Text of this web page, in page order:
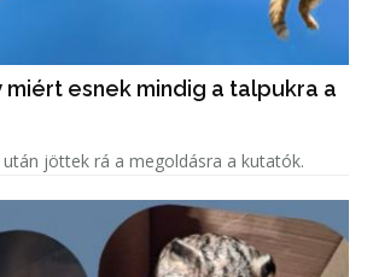
miért esnek mindig a talpukra a
jöttek rá a megoldásra a kutatók.